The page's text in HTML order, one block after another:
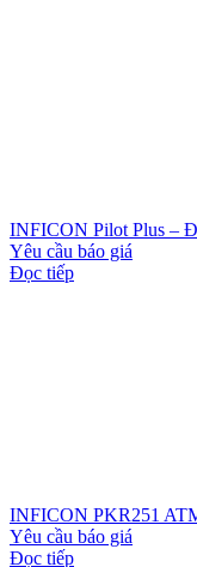
INFICON Pilot Plus –
Yêu cầu báo giá
Đọc tiếp
INFICON PKR251
Yêu cầu báo giá
Đọc tiếp